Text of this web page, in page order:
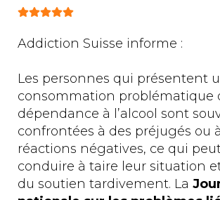
Vote utilisateur:
Addiction Suisse informe :
Les personnes qui présentent
consommation problématique
dépendance à l’alcool sont
confrontées à des préjugés ou
réactions négatives, ce qui
conduire à taire leur situation
du soutien tardivement. La